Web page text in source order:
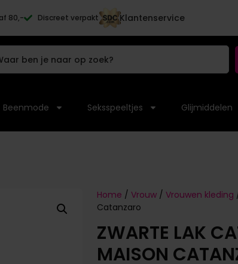
80,- Discreet verpakt Klantenservice
Beenmode Seksspeeltjes Glijmiddelen
Home / Vrouw/ Vrouwen kleding
Catanzaro
ZWARTE LAK
MAISON